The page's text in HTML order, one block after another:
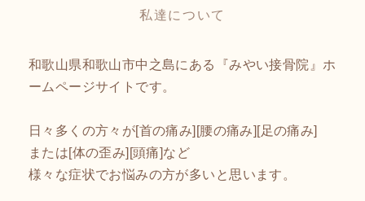
私達について
和歌山県和歌山市中之島にある『みやい接骨院』ホ
ームページサイトです。
日々多くの方々が[首の痛み][腰の痛み][足の痛み]
または[体の歪み][頭痛]など
様々な症状でお悩みの方が多いと思います。